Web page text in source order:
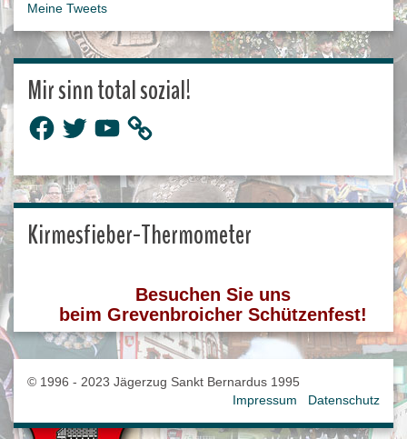
Meine Tweets
Mir sinn total sozial!
Facebook
TwitterYouTube
Kirmesfieber-Thermometer
Besuchen Sie uns
beim Grevenbroicher Schützenfest!
© 1996 - 2023 Jägerzug Sankt Bernardus 1995
Impressum
Datenschutz